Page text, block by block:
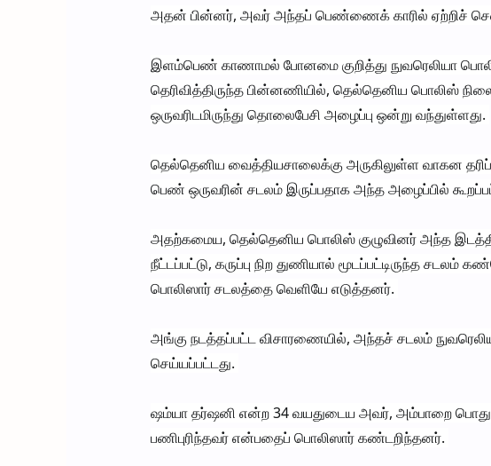
அதன் பின்னர், அவர் அந்தப் பெண்ணைக் காரில் ஏற்றிச்
இளம்பெண் காணாமல் போனமை குறித்து நுவரெலியா
தெரிவித்திருந்த பின்னணியில், தெல்தெனிய பொலிஸ்
ஒருவரிடமிருந்து தொலைபேசி அழைப்பு ஒன்று வந்துள்ளது.
தெல்தெனிய வைத்தியசாலைக்கு அருகிலுள்ள வாகன
பெண் ஒருவரின் சடலம் இருப்பதாக அந்த அழைப்பில்
அதற்கமைய, தெல்தெனிய பொலிஸ் குழுவினர் அந்த
நீட்டப்பட்டு, கருப்பு நிற துணியால் மூடப்பட்டிருந்த சடலம்
பொலிஸார் சடலத்தை வெளியே எடுத்தனர்.
அங்கு நடத்தப்பட்ட விசாரணையில், அந்தச் சடலம்
செய்யப்பட்டது.
ஷம்யா தர்ஷனி என்ற 34 வயதுடைய அவர், அம்பாறை பொது
பணிபுரிந்தவர் என்பதைப் பொலிஸார் கண்டறிந்தனர்.